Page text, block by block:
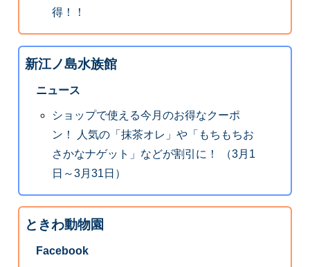
得！！
新江ノ島水族館
ニュース
ショップで使える今月のお得なクーポ
ン！ 人気の「抹茶オレ」や「もちもちお
さかなナゲット」などが割引に！ （3月1
日～3月31日）
ときわ動物園
Facebook